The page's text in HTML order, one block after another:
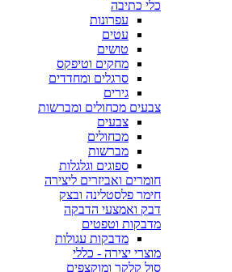
כלי כתיבה
עפרונות
עטים
טושים
מחקים וטיפקס
סרגלים ומחדדים
גירים
צבעים מכחולים ומברשות
צבעים
מכחולים
מברשות
ספוגים וגלגלות
חומרים ואביזרים ליצירה
חימר פלסטלינה ובצק
דבק ואמצעי הדבקה
מדבקות וטפטים
מדבקות עגולות
מוצרי יצירה - כללי
סול קלקר ומוקצפים